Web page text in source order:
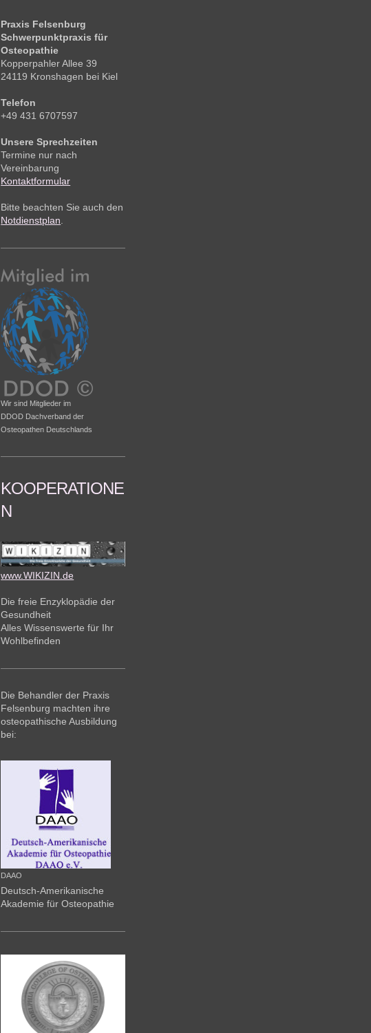
Praxis Felsenburg
Schwerpunktpraxis für
Osteopathie
Kopperpahler Allee 39
24119 Kronshagen bei Kiel
Telefon
+49 431 6707597
Unsere Sprechzeiten
Termine nur nach
Vereinbarung
Kontaktformular
Bitte beachten Sie auch den
Notdienstplan
Wir sind Mitglieder im
DDOD Dachverband der
Osteopathen Deutschlands
KOOPERATIONE
N
www.WIKIZIN.de
Die freie Enzyklopädie der
Gesundheit
Alles Wissenswerte für Ihr
Wohlbefinden
Die Behandler der Praxis
Felsenburg machten ihre
osteopathische Ausbildung
bei:
DAAO
Deutsch-Amerikanische
Akademie für Osteopathie